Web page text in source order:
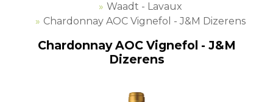
Waadt - Lavaux
Chardonnay AOC Vignefol - J&M Dizerens
Chardonnay AOC Vignefol - J&M
Dizerens